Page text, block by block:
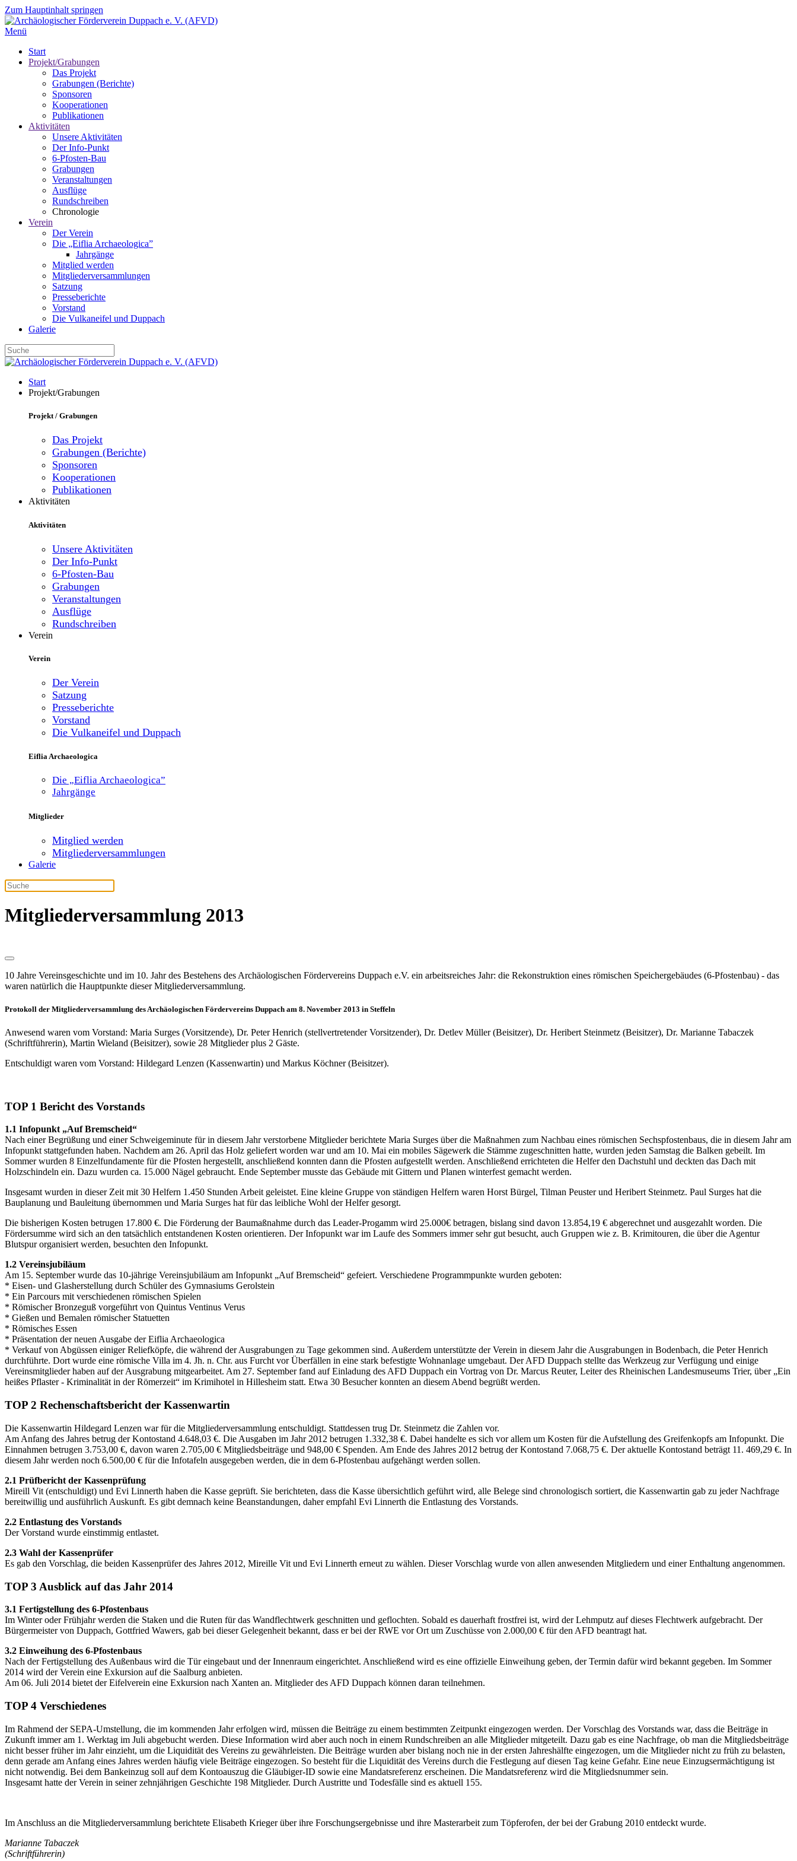
Zum Hauptinhalt springen
Menü
Start
Projekt/Grabungen
Das Projekt
Grabungen (Berichte)
Sponsoren
Kooperationen
Publikationen
Aktivitäten
Unsere Aktivitäten
Der Info-Punkt
6-Pfosten-Bau
Grabungen
Veranstaltungen
Ausflüge
Rundschreiben
Chronologie
Verein
Der Verein
Die „Eiflia Archaeologica”
Jahrgänge
Mitglied werden
Mitgliederversammlungen
Satzung
Presseberichte
Vorstand
Die Vulkaneifel und Duppach
Galerie
Start
Projekt/Grabungen
Projekt / Grabungen
Das Projekt
Grabungen (Berichte)
Sponsoren
Kooperationen
Publikationen
Aktivitäten
Aktivitäten
Unsere Aktivitäten
Der Info-Punkt
6-Pfosten-Bau
Grabungen
Veranstaltungen
Ausflüge
Rundschreiben
Verein
Verein
Der Verein
Satzung
Presseberichte
Vorstand
Die Vulkaneifel und Duppach
Eiflia Archaeologica
Die „Eiflia Archaeologica”
Jahrgänge
Mitglieder
Mitglied werden
Mitgliederversammlungen
Galerie
Mitgliederversammlung 2013
10 Jahre Vereinsgeschichte und im 10. Jahr des Bestehens des Archäologischen Fördervereins Duppach e.V. ein arbeitsreiches Jahr: die Rekonstruktion eines römischen Speichergebäudes (6-Pfostenbau) - das
waren natürlich die Hauptpunkte dieser Mitgliederversammlung.
Protokoll der Mitgliederversammlung des Archäologischen Fördervereins Duppach am 8. November 2013 in Steffeln
Anwesend waren vom Vorstand: Maria Surges (Vorsitzende), Dr. Peter Henrich (stellvertretender Vorsitzender), Dr. Detlev Müller (Beisitzer), Dr. Heribert Steinmetz (Beisitzer), Dr. Marianne Tabaczek
(Schriftführerin), Martin Wieland (Beisitzer), sowie 28 Mitglieder plus 2 Gäste.
Entschuldigt waren vom Vorstand: Hildegard Lenzen (Kassenwartin) und Markus Köchner (Beisitzer).
TOP 1 Bericht des Vorstands
1.1 Infopunkt „Auf Bremscheid“
Nach einer Begrüßung und einer Schweigeminute für in diesem Jahr verstorbene Mitglieder berichtete Maria Surges über die Maßnahmen zum Nachbau eines römischen Sechspfostenbaus, die in diesem Jahr am
Infopunkt stattgefunden haben. Nachdem am 26. April das Holz geliefert worden war und am 10. Mai ein mobiles Sägewerk die Stämme zugeschnitten hatte, wurden jeden Samstag die Balken gebeilt. Im
Sommer wurden 8 Einzelfundamente für die Pfosten hergestellt, anschließend konnten dann die Pfosten aufgestellt werden. Anschließend errichteten die Helfer den Dachstuhl und deckten das Dach mit
Holzschindeln ein. Dazu wurden ca. 15.000 Nägel gebraucht. Ende September musste das Gebäude mit Gittern und Planen winterfest gemacht werden.
Insgesamt wurden in dieser Zeit mit 30 Helfern 1.450 Stunden Arbeit geleistet. Eine kleine Gruppe von ständigen Helfern waren Horst Bürgel, Tilman Peuster und Heribert Steinmetz. Paul Surges hat die
Bauplanung und Bauleitung übernommen und Maria Surges hat für das leibliche Wohl der Helfer gesorgt.
Die bisherigen Kosten betrugen 17.800 €. Die Förderung der Baumaßnahme durch das Leader-Progamm wird 25.000€ betragen, bislang sind davon 13.854,19 € abgerechnet und ausgezahlt worden. Die
Fördersumme wird sich an den tatsächlich entstandenen Kosten orientieren. Der Infopunkt war im Laufe des Sommers immer sehr gut besucht, auch Gruppen wie z. B. Krimitouren, die über die Agentur
Blutspur organisiert werden, besuchten den Infopunkt.
1.2 Vereinsjubiläum
Am 15. September wurde das 10-jährige Vereinsjubiläum am Infopunkt „Auf Bremscheid“ gefeiert. Verschiedene Programmpunkte wurden geboten:
* Eisen- und Glasherstellung durch Schüler des Gymnasiums Gerolstein
* Ein Parcours mit verschiedenen römischen Spielen
* Römischer Bronzeguß vorgeführt von Quintus Ventinus Verus
* Gießen und Bemalen römischer Statuetten
* Römisches Essen
* Präsentation der neuen Ausgabe der Eiflia Archaeologica
* Verkauf von Abgüssen einiger Reliefköpfe, die während der Ausgrabungen zu Tage gekommen sind. Außerdem unterstützte der Verein in diesem Jahr die Ausgrabungen in Bodenbach, die Peter Henrich
durchführte. Dort wurde eine römische Villa im 4. Jh. n. Chr. aus Furcht vor Überfällen in eine stark befestigte Wohnanlage umgebaut. Der AFD Duppach stellte das Werkzeug zur Verfügung und einige
Vereinsmitglieder haben auf der Ausgrabung mitgearbeitet. Am 27. September fand auf Einladung des AFD Duppach ein Vortrag von Dr. Marcus Reuter, Leiter des Rheinischen Landesmuseums Trier, über „Ein
heißes Pflaster - Kriminalität in der Römerzeit“ im Krimihotel in Hillesheim statt. Etwa 30 Besucher konnten an diesem Abend begrüßt werden.
TOP 2 Rechenschaftsbericht der Kassenwartin
Die Kassenwartin Hildegard Lenzen war für die Mitgliederversammlung entschuldigt. Stattdessen trug Dr. Steinmetz die Zahlen vor.
Am Anfang des Jahres betrug der Kontostand 4.648,03 €. Die Ausgaben im Jahr 2012 betrugen 1.332,38 €. Dabei handelte es sich vor allem um Kosten für die Aufstellung des Greifenkopfs am Infopunkt. Die
Einnahmen betrugen 3.753,00 €, davon waren 2.705,00 € Mitgliedsbeiträge und 948,00 € Spenden. Am Ende des Jahres 2012 betrug der Kontostand 7.068,75 €. Der aktuelle Kontostand beträgt 11. 469,29 €. In
diesem Jahr werden noch 6.500,00 € für die Infotafeln ausgegeben werden, die in dem 6-Pfostenbau aufgehängt werden sollen.
2.1 Prüfbericht der Kassenprüfung
Mireill Vit (entschuldigt) und Evi Linnerth haben die Kasse geprüft. Sie berichteten, dass die Kasse übersichtlich geführt wird, alle Belege sind chronologisch sortiert, die Kassenwartin gab zu jeder Nachfrage
bereitwillig und ausführlich Auskunft. Es gibt demnach keine Beanstandungen, daher empfahl Evi Linnerth die Entlastung des Vorstands.
2.2 Entlastung des Vorstands
Der Vorstand wurde einstimmig entlastet.
2.3 Wahl der Kassenprüfer
Es gab den Vorschlag, die beiden Kassenprüfer des Jahres 2012, Mireille Vit und Evi Linnerth erneut zu wählen. Dieser Vorschlag wurde von allen anwesenden Mitgliedern und einer Enthaltung angenommen.
TOP 3 Ausblick auf das Jahr 2014
3.1 Fertigstellung des 6-Pfostenbaus
Im Winter oder Frühjahr werden die Staken und die Ruten für das Wandflechtwerk geschnitten und geflochten. Sobald es dauerhaft frostfrei ist, wird der Lehmputz auf dieses Flechtwerk aufgebracht. Der
Bürgermeister von Duppach, Gottfried Wawers, gab bei dieser Gelegenheit bekannt, dass er bei der RWE vor Ort um Zuschüsse von 2.000,00 € für den AFD beantragt hat.
3.2 Einweihung des 6-Pfostenbaus
Nach der Fertigstellung des Außenbaus wird die Tür eingebaut und der Innenraum eingerichtet. Anschließend wird es eine offizielle Einweihung geben, der Termin dafür wird bekannt gegeben. Im Sommer
2014 wird der Verein eine Exkursion auf die Saalburg anbieten.
Am 06. Juli 2014 bietet der Eifelverein eine Exkursion nach Xanten an. Mitglieder des AFD Duppach können daran teilnehmen.
TOP 4 Verschiedenes
Im Rahmend der SEPA-Umstellung, die im kommenden Jahr erfolgen wird, müssen die Beiträge zu einem bestimmten Zeitpunkt eingezogen werden. Der Vorschlag des Vorstands war, dass die Beiträge in
Zukunft immer am 1. Werktag im Juli abgebucht werden. Diese Information wird aber auch noch in einem Rundschreiben an alle Mitglieder mitgeteilt. Dazu gab es eine Nachfrage, ob man die Mitgliedsbeiträge
nicht besser früher im Jahr einzieht, um die Liquidität des Vereins zu gewährleisten. Die Beiträge wurden aber bislang noch nie in der ersten Jahreshälfte eingezogen, um die Mitglieder nicht zu früh zu belasten,
denn gerade am Anfang eines Jahres werden häufig viele Beiträge eingezogen. So besteht für die Liquidität des Vereins durch die Festlegung auf diesen Tag keine Gefahr. Eine neue Einzugsermächtigung ist
nicht notwendig. Bei dem Bankeinzug soll auf dem Kontoauszug die Gläubiger-ID sowie eine Mandatsreferenz erscheinen. Die Mandatsreferenz wird die Mitgliedsnummer sein.
Insgesamt hatte der Verein in seiner zehnjährigen Geschichte 198 Mitglieder. Durch Austritte und Todesfälle sind es aktuell 155.
Im Anschluss an die Mitgliederversammlung berichtete Elisabeth Krieger über ihre Forschungsergebnisse und ihre Masterarbeit zum Töpferofen, der bei der Grabung 2010 entdeckt wurde.
Marianne Tabaczek
(Schriftführerin)